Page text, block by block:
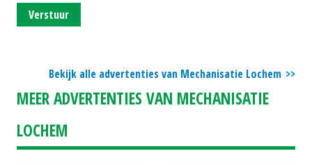
Verstuur
Bekijk alle advertenties van Mechanisatie Lochem
MEER ADVERTENTIES VAN MECHANISATIE
LOCHEM